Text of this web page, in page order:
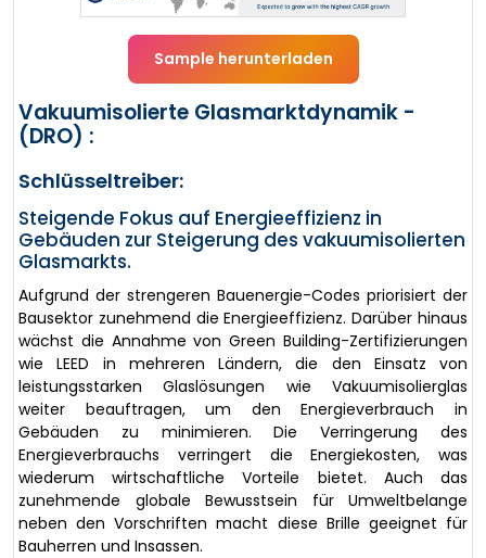
Sample herunterladen
Vakuumisolierte Glasmarktdynamik -
(DRO) :
Schlüsseltreiber:
Steigende Fokus auf Energieeffizienz in
Gebäuden zur Steigerung des vakuumisolierten
Glasmarkts.
Aufgrund der strengeren Bauenergie-Codes priorisiert der
Bausektor zunehmend die Energieeffizienz. Darüber hinaus
wächst die Annahme von Green Building-Zertifizierungen
wie LEED in mehreren Ländern, die den Einsatz von
leistungsstarken Glaslösungen wie Vakuumisolierglas
weiter beauftragen, um den Energieverbrauch in
Gebäuden zu minimieren. Die Verringerung des
Energieverbrauchs verringert die Energiekosten, was
wiederum wirtschaftliche Vorteile bietet. Auch das
zunehmende globale Bewusstsein für Umweltbelange
neben den Vorschriften macht diese Brille geeignet für
Bauherren und Insassen.